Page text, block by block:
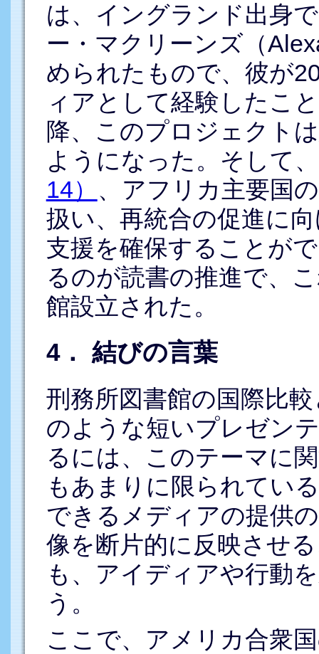
は、イングランド出身
ー・マクリーンズ（
められたもので、彼が
ィアとして経験したこ
降、このプロジェクト
ようになった。そして
14） 、アフリカ主要国
扱い、再統合の促進に
支援を確保することが
るのが読書の推進で、
館設立された。
4． 結びの言葉
刑務所図書館の国際比
のような短いプレゼン
るには、このテーマに
もあまりに限られてい
できるメディアの提供
像を断片的に反映させ
も、アイディアや行動
う。
ここで、アメリカ合衆